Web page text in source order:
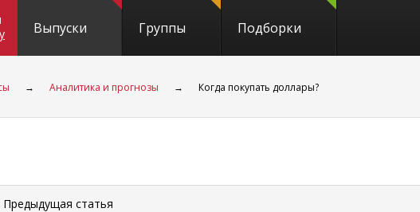
Выпуски Группы Подборки
→ Аналитика и прогнозы → Когда покупать доллары?
статья